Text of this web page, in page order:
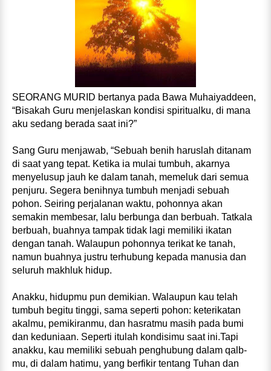
SEORANG MURID bertanya pada Bawa Muhaiyaddeen,
“Bisakah Guru menjelaskan kondisi spiritualku, di mana
aku sedang berada saat ini?”
Sang Guru menjawab, “Sebuah benih haruslah ditanam
di saat yang tepat. Ketika ia mulai tumbuh, akarnya
menyelusup jauh ke dalam tanah, memeluk dari semua
penjuru. Segera benihnya tumbuh menjadi sebuah
pohon. Seiring perjalanan waktu, pohonnya akan
semakin membesar, lalu berbunga dan berbuah. Tatkala
berbuah, buahnya tampak tidak lagi memiliki ikatan
dengan tanah. Walaupun pohonnya terikat ke tanah,
namun buahnya justru terhubung kepada manusia dan
seluruh makhluk hidup.
Anakku, hidupmu pun demikian. Walaupun kau telah
tumbuh begitu tinggi, sama seperti pohon: keterikatan
akalmu, pemikiranmu, dan hasratmu masih pada bumi
dan keduniaan. Seperti itulah kondisimu saat ini.Tapi
anakku, kau memiliki sebuah penghubung dalam qalb-
mu, di dalam hatimu, yang berfikir tentang Tuhan dan